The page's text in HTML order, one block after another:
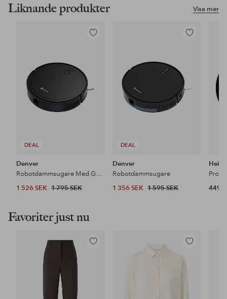
Visa mer
Liknande produkter
DEAL
Lägg
Denver
Robotdammsugare Med Gyro-navigation
1 526 SEK 1 795 SEK
DEAL
Lägg
Denver
Robotdammsugare
1 356 SEK 1 595 SEK
Heirol
Pro
449
Favoriter just nu
Lägg
Lägg
i